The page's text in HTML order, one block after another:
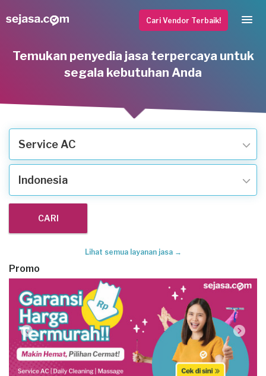
Cari Vendor Terbaik!
Temukan penyedia jasa terpercaya untuk
segala kebutuhan Anda
Service AC
Indonesia
Lihat semua layanan jasa →
Promo